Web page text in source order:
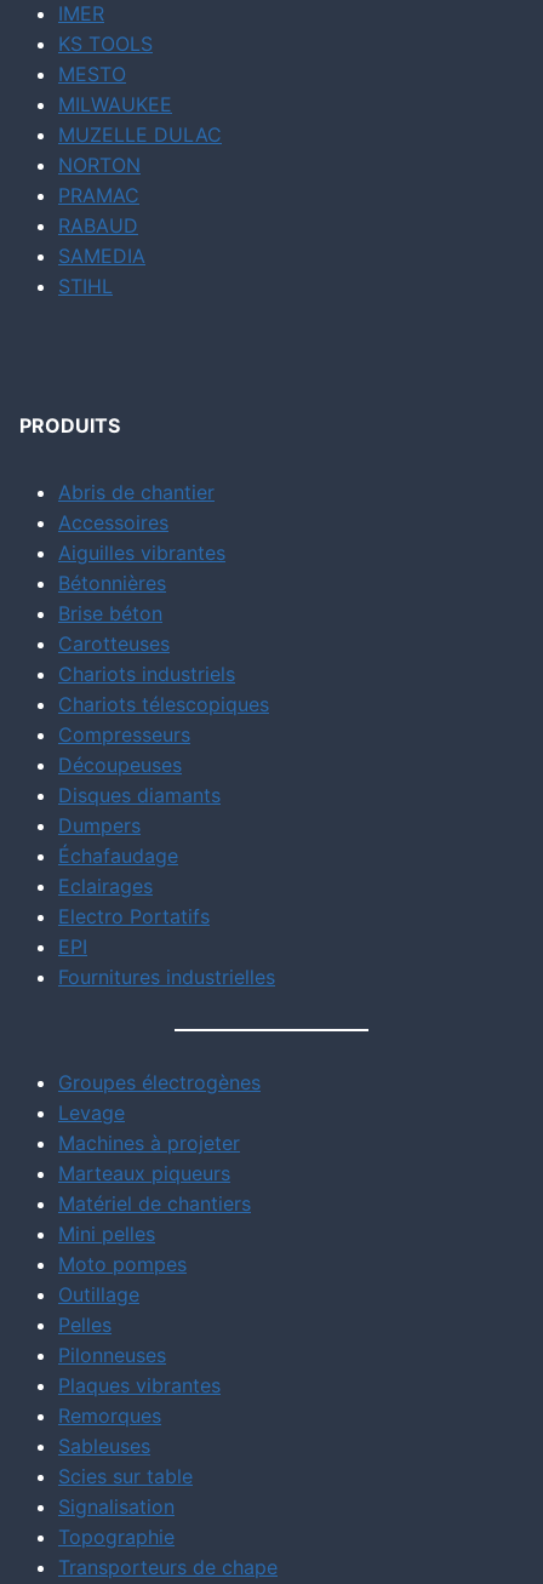
IMER
KS TOOLS
MESTO
MILWAUKEE
MUZELLE DULAC
NORTON
PRAMAC
RABAUD
SAMEDIA
STIHL
PRODUITS
Abris de chantier
Accessoires
Aiguilles vibrantes
Bétonnières
Brise béton
Carotteuses
Chariots industriels
Chariots télescopiques
Compresseurs
Découpeuses
Disques diamants
Dumpers
Échafaudage
Eclairages
Electro Portatifs
EPI
Fournitures industrielles
Groupes électrogènes
Levage
Machines à projeter
Marteaux piqueurs
Matériel de chantiers
Mini pelles
Moto pompes
Outillage
Pelles
Pilonneuses
Plaques vibrantes
Remorques
Sableuses
Scies sur table
Signalisation
Topographie
Transporteurs de chape